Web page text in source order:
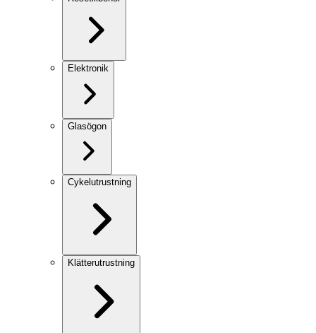
Elektronik
Glasögon
Cykelutrustning
Klätterutrustning